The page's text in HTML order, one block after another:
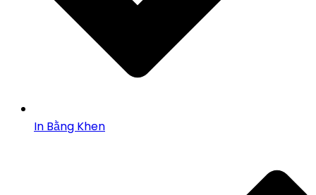
In Bằng Khen